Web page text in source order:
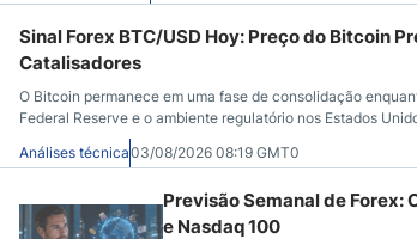
Sinal Forex BTC/USD Hoy: Preço do Bitcoin
Catalisadores
O Bitcoin permanece em uma fase de consolidação
Federal Reserve e o ambiente regulatório nos Estados
Análises técnica03/08/2026 08:19 GMT0
Previsão Semanal de Forex:
e Nasdaq 100